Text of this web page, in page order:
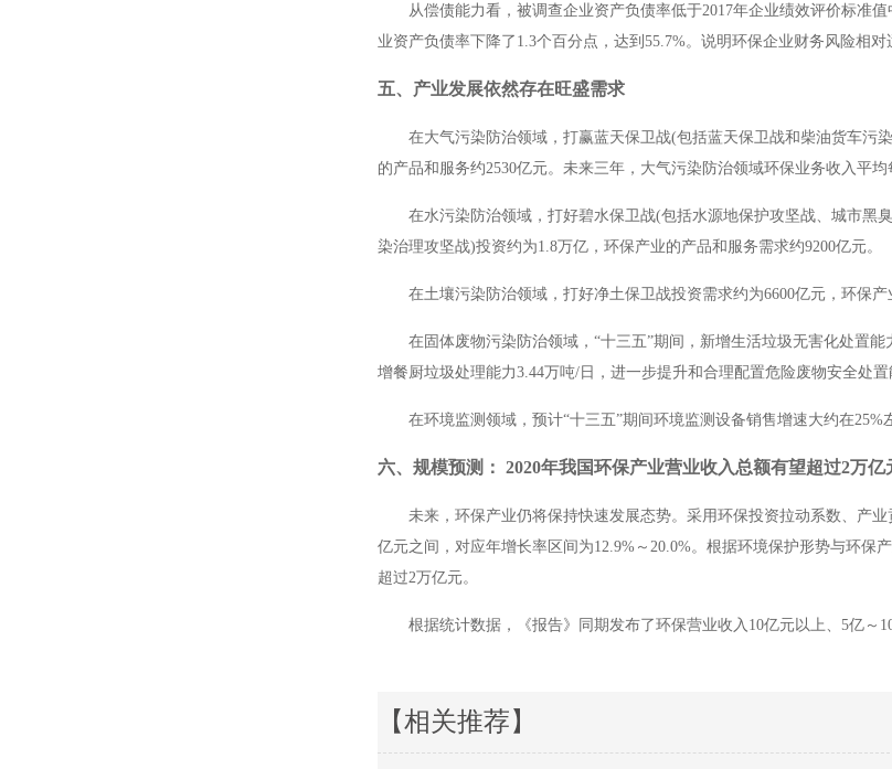
从偿债能力看，被调查企业资产负债率低于2017年企业绩效评价标准
业资产负债率下降了 1.3个百分点，达到 55.7%。说明环保企业财务风险相对
五、产业发展依然存在旺盛需求
在大气污染防治领域，打赢蓝天保卫战(包括蓝天保卫战和柴油货车污
的产品和服务约2530亿元。未来三年，大气污染防治领域环保业务收入平均
在水污染防治领域，打好碧水保卫战(包括水源地保护攻坚战、城市黑
染治理攻坚战)投资约为1.8万亿，环保产业的产品和服务需求约9200亿元。
在土壤污染防治领域，打好净土保卫战投资需求约为6600亿元，环保产
在固体废物污染防治领域， “十三五”期间，新增生活垃圾无害化处置能
增餐厨垃圾处理能力3.44万吨/ 日，进一步提升和合理配置危险废物安全处置
在环境监测领域，预计“十三五”期间环境监测设备销售增速大约在25%
六、规模预测： 2020年我国环保产业营业收入总额有望超过2万亿
未来，环保产业仍将保持快速发展态势。采用环保投资拉动系数、产
亿元之间，对应年增长率区间为12.9% ～ 20.0%。根据环境保护形势与环保
超过2万亿元。
根据统计数据，《报告》同期发布了环保营业收入 10亿元以上、 5亿～
【相关推荐】